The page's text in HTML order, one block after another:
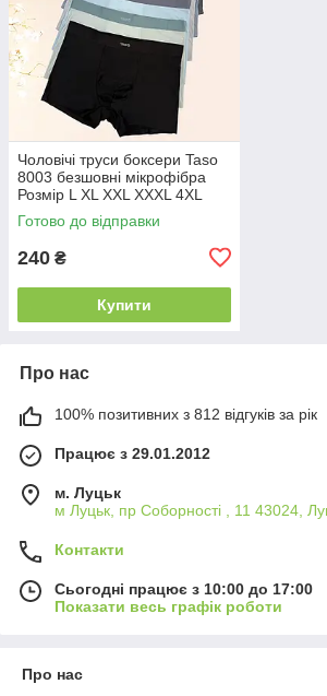
Чоловічі труси боксери Taso
8003 безшовні мікрофібра
Розмір L XL XXL XXXL 4XL
Готово до відправки
240 ₴
Купити
Про нас
100% позитивних з 812 відгуків за рік
Працює з 29.01.2012
м. Луцьк
м Луцьк, пр Соборності , 11 43024,
Контакти
Сьогодні працює з 10:00 до 17:00
Показати весь графік роботи
Про нас